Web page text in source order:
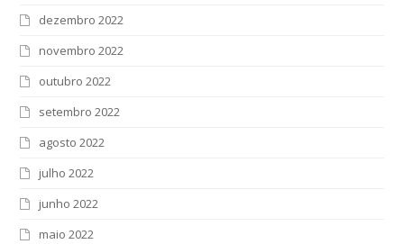
dezembro 2022
novembro 2022
outubro 2022
setembro 2022
agosto 2022
julho 2022
junho 2022
maio 2022